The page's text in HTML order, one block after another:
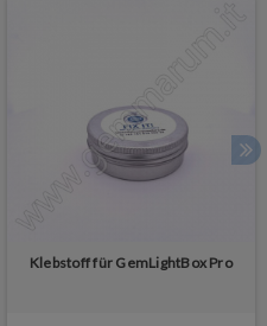
Klebstoff für GemLightBox Pro